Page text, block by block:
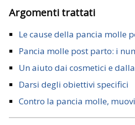
Argomenti trattati
Le cause della pancia molle
Pancia molle post parto: i
Un aiuto dai cosmetici e
Darsi degli obiettivi specifici
Contro la pancia molle,